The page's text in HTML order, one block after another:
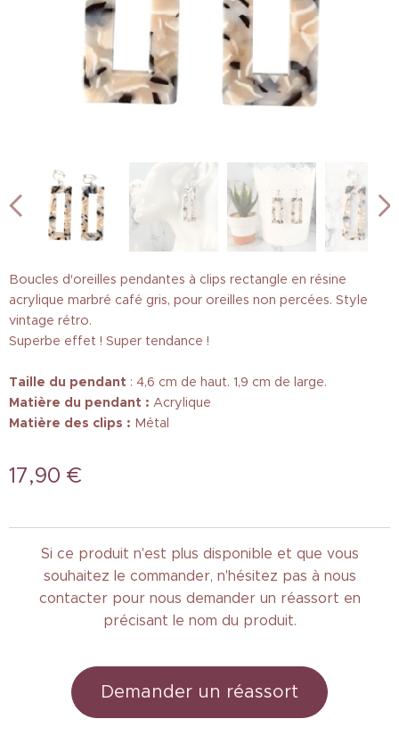
Boucles d'oreilles pendantes à clips rectangle en résine
acrylique marbré café gris, pour oreilles non percées. Style
vintage rétro.
Superbe effet ! Super tendance !
Taille du pendant : 4,6 cm de haut. 1,9 cm de large.
Matière du pendant : Acrylique
Matière des clips : Métal
17,90 €
Si ce produit n'est plus disponible et que vous
souhaitez le commander, n'hésitez pas à nous
contacter pour nous demander un réassort en
précisant le nom du produit.
Demander un réassort